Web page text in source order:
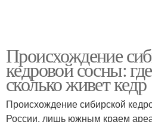
Происхождение
кедровой сосны:
сколько живет кедр
Происхождение сибирской
России, лишь южным краем